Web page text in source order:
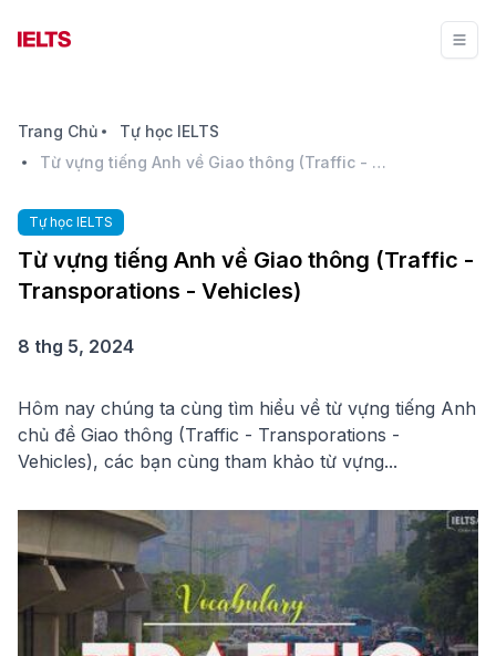
Trang Chủ
Tự học IELTS
Từ vựng tiếng Anh về Giao thông (Traffic - Transporations - Vehicles)
Tự học IELTS
Từ vựng tiếng Anh về Giao thông (Traffic -
Transporations - Vehicles)
8 thg 5, 2024
Hôm nay chúng ta cùng tìm hiểu về từ vựng tiếng Anh
chủ đề Giao thông (Traffic - Transporations -
Vehicles), các bạn cùng tham khảo từ vựng...